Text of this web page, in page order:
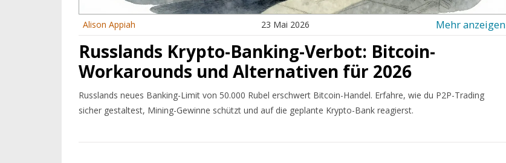
Alison Appiah 23 Mai 2026 Mehr anzeigen
Russlands Krypto-Banking-Verbot: Bitcoin-
Workarounds und Alternativen für 2026
Russlands neues Banking-Limit von 50.000 Rubel erschwert Bitcoin-Handel. Erfahre, wie du P2P-Trading
sicher gestaltest, Mining-Gewinne schützt und auf die geplante Krypto-Bank reagierst.